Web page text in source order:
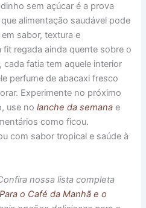
sem açúcar é a prova
alimentação saudável pode
sabor, textura e
regada ainda quente sobre o
fatia tem aquele interior
perfume de abacaxi fresco
Experimente no próximo
use no lanche da semana e
como ficou.
com sabor tropical e saúde à
nossa lista completa
o Café da Manhã e o